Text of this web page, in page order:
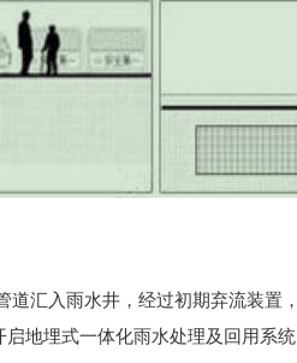
汇入雨水井，经过初期弃流装置
地埋式一体化雨水处理及回用系